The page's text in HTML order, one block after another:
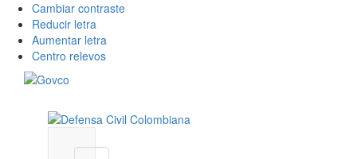
Cambiar contraste
Reducir letra
Aumentar letra
Centro relevos